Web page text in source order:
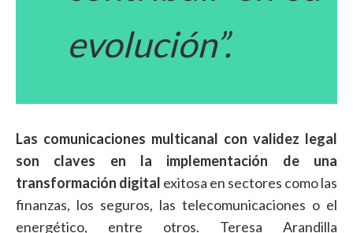
evolución”.
Las comunicaciones multicanal con validez legal
son claves en la implementación de una
transformación digital exitosa en sectores como las
finanzas, los seguros, las telecomunicaciones o el
energético, entre otros. Teresa Arandilla